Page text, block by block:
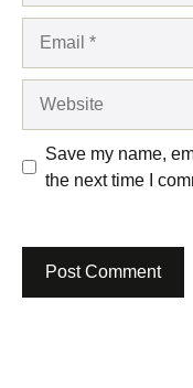
Save my name,
the next time I